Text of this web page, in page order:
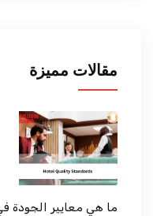
مقالات مميزة
ما هي معايير الجودة